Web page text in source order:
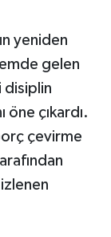
yeniden
gelen
disiplin
öne çıkardı.
çevirme
izlenen